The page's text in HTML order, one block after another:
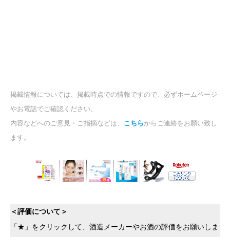
掲載情報については、掲載時点での情報ですので、必ずホームページ
やお電話でご確認ください。
内容などへのご意見・ご指摘などは、 こちらからご連絡をお願い致し
ます。
＜評価について＞
「★」をクリックして、酒造メーカーやお酒の評価をお願いしま